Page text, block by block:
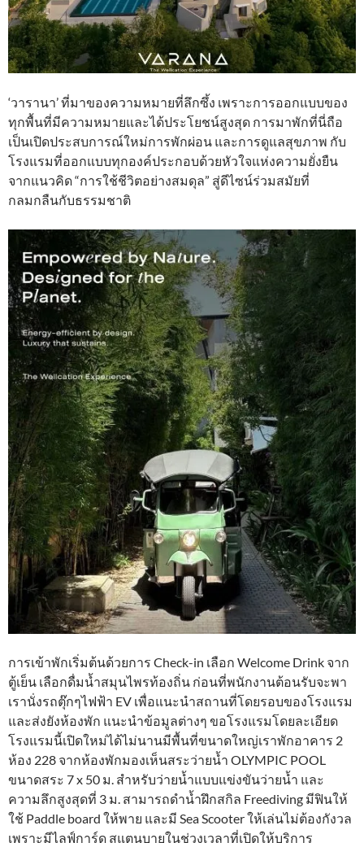
‘วารานา’ ที่มาของความหมายที่ลึกซึ้ง เพราะการออกแบบของ
ทุกพื้นที่มีความหมายและได้ประโยชน์สูงสุด การมาพักที่นี่ถือ
เป็นเปิดประสบการณ์ใหม่การพักผ่อน และการดูแลสุขภาพ กับ
โรงแรมที่ออกแบบทุกองค์ประกอบด้วยหัวใจแห่งความยั่งยืน
จากแนวคิด “การใช้ชีวิตอย่างสมดุล” สู่ดีไซน์ร่วมสมัยที่
กลมกลืนกับธรรมชาติ
การเข้าพักเริ่มต้นด้วยการ Check-in เลือก Welcome Drink จาก
ตู้เย็น เลือกดื่มน้ำสมุนไพรท้องถิ่น ก่อนที่พนักงานต้อนรับจะพา
เรานั่งรถตุ๊กๆไฟฟ้า EV เพื่อแนะนำสถานที่โดยรอบของโรงแรม
และส่งยังห้องพัก แนะนำข้อมูลต่างๆ ขอโรงแรมโดยละเอียด
โรงแรมนี้เปิดใหม่ได้ไม่นานมีพื้นที่ขนาดใหญ่เราพักอาคาร 2
ห้อง 228 จากห้องพักมองเห็นสระว่ายน้ำ OLYMPIC POOL
ขนาดสระ 7 x 50 ม. สำหรับว่ายน้ำแบบแข่งขันว่ายน้ำ และ
ความลึกสูงสุดที่ 3 ม. สามารถดำน้ำฝึกสกิล Freediving มีฟินให้
ใช้ Paddle board ให้พาย และมี Sea Scooter ให้เล่นไม่ต้องกังวล
เพราะมีไลฟ์การ์ด สแตนบายในช่วงเวลาที่เปิดให้บริการ